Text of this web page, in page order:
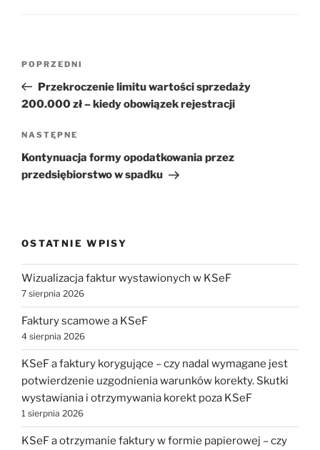
Poprzedni
wpis
POPRZEDNI
Przekroczenie limitu wartości sprzedaży
200.000 zł – kiedy obowiązek rejestracji
Następny
wpis
NASTĘPNE
Kontynuacja formy opodatkowania przez
przedsiębiorstwo w spadku
OSTATNIE WPISY
Wizualizacja faktur wystawionych w KSeF
7 sierpnia 2026
Faktury scamowe a KSeF
4 sierpnia 2026
KSeF a faktury korygujące – czy nadal wymagane jest
potwierdzenie uzgodnienia warunków korekty. Skutki
wystawiania i otrzymywania korekt poza KSeF
1 sierpnia 2026
KSeF a otrzymanie faktury w formie papierowej – czy